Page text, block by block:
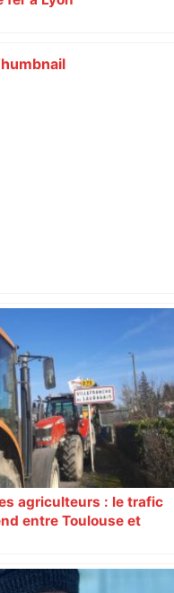
mate le leader
quitte la dernière place –
agriculteurs : le trafic
entre Toulouse et